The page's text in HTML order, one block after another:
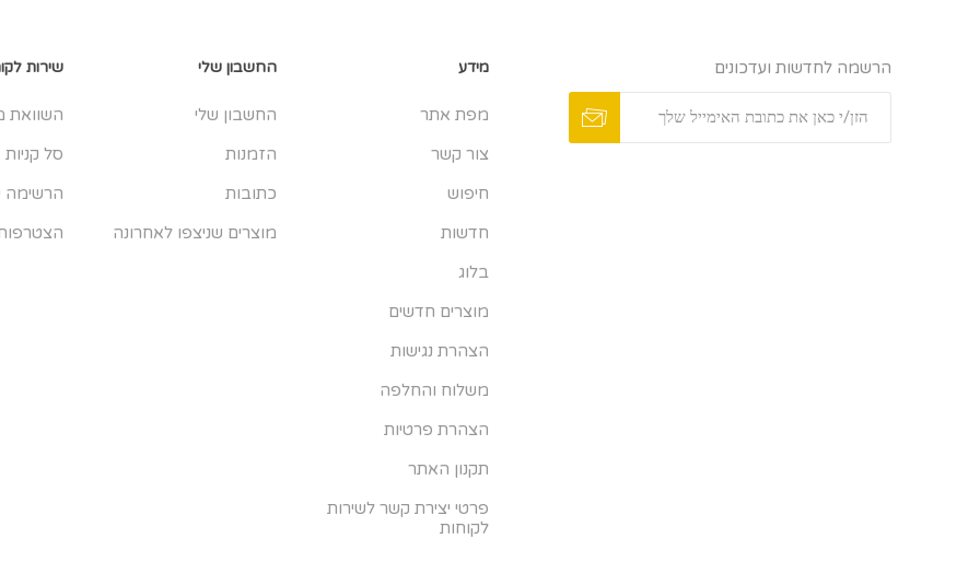
הרשמה לחדשות ועדכונים מידע
מפת אתר
צור קשר
חיפוש
חדשות
בלוג
מוצרים חדשים
הצהרת נגישות
משלוח והחלפה
הצהרת פרטיות
תקנון האתר
פרטי יצירת קשר לשירות
לקוחות
החשבון שלי
החשבון שלי
הזמנות
כתובות
מוצרים שניצפו לאחרונה
שירות
השוואת
סל קניות
הרשימה